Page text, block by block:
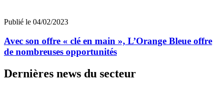
Publié le 04/02/2023
Avec son offre « clé en main », L’Orange Bleue offre
de nombreuses opportunités
Dernières news du secteur